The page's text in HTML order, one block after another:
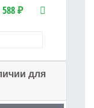
588 ₽
для